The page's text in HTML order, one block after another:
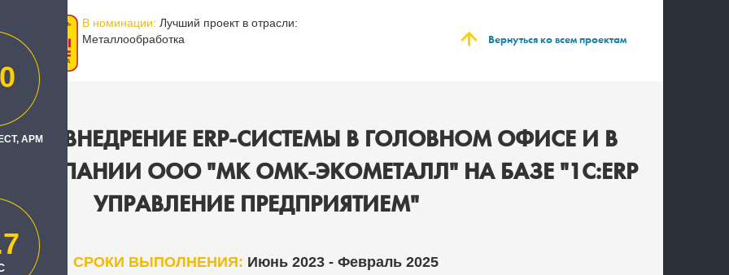
В номинации: Лучший проект в отрасли:
Металлообработка
Вернуться ко всем проектам
И ВНЕДРЕНИЕ ERP-СИСТЕМЫ В ГОЛОВНОМ ОФИСЕ И В
КОМПАНИИ ООО "МК ОМК-ЭКОМЕТАЛЛ" НА БАЗЕ "1С:ERP
УПРАВЛЕНИЕ ПРЕДПРИЯТИЕМ"
СРОКИ ВЫПОЛНЕНИЯ: Июнь 2023 - Февраль 2025
АРМ